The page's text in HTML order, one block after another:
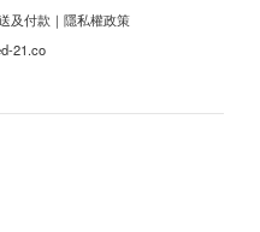
及付款 ｜ 隱私權政策
21.co